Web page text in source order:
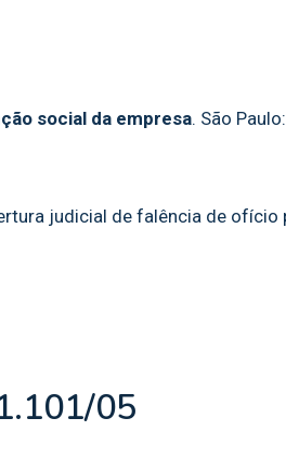
social da empresa. São
judicial de falência de ofício
05